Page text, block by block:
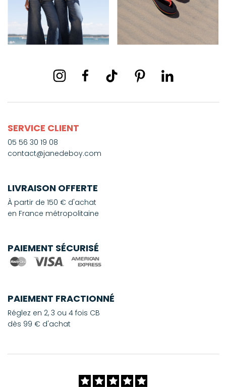
SERVICE CLIENT
05 56 30 19 08
contact@janedeboy.com
LIVRAISON OFFERTE
À partir de 150 € d'achat
en France métropolitaine
PAIEMENT SÉCURISÉ
PAIEMENT FRACTIONNÉ
Réglez en 2, 3 ou 4 fois CB
dès 99 € d'achat